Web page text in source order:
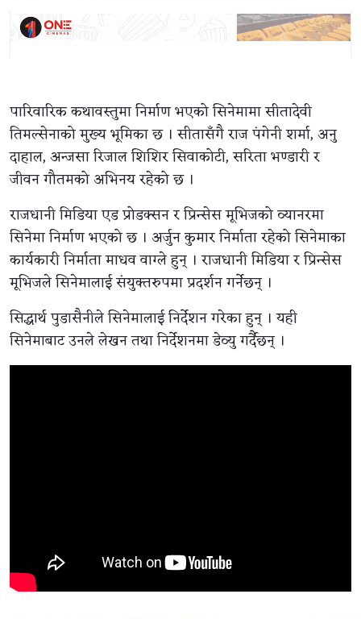
पारिवारिक कथावस्तुमा निर्माण भएको सिनेमामा सीतादेवी
तिमल्सेनाको मुख्य भूमिका छ । सीतासँगै राज पंगेनी शर्मा, अनु
दाहाल, अन्जसा रिजाल शिशिर सिवाकोटी, सरिता भण्डारी र
जीवन गौतमको अभिनय रहेको छ ।
राजधानी मिडिया एड प्रोडक्सन र प्रिन्सेस मूभिजको व्यानरमा
सिनेमा निर्माण भएको छ । अर्जुन कुमार निर्माता रहेको सिनेमाका
कार्यकारी निर्माता माधव वाग्ले हुन् । राजधानी मिडिया र प्रिन्सेस
मूभिजले सिनेमालाई संयुक्तरुपमा प्रदर्शन गर्नेछन् ।
सिद्धार्थ पुडासैनीले सिनेमालाई निर्देशन गरेका हुन् । यही
सिनेमाबाट उनले लेखन तथा निर्देशनमा डेव्यु गर्दैछन् ।